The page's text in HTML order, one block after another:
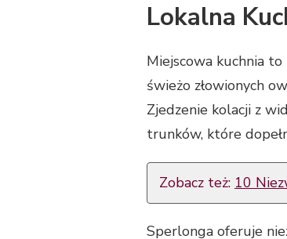
Lokalna
Miejscowa kuchnia
świeżo złowionych
Zjedzenie kolacji z
trunków, które
Zobacz też: 10
Sperlonga oferuje